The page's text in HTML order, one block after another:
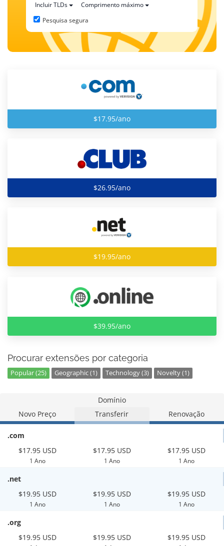
Incluir TLDs
Comprimento máximo
Pesquisa segura
$17.95/ano
$26.95/ano
$19.95/ano
$39.95/ano
Procurar extensões por categoria
Popular (25) Geographic (1) Technology (3) Novelty (1)
Domínio
Novo Preço
Transferir Renovação
.com
$17.95 USD
1 Ano
$17.95 USD
1 Ano
$17.95 USD
1 Ano
.net
$19.95 USD
1 Ano
$19.95 USD
1 Ano
$19.95 USD
1 Ano
.org
$19.95 USD
$19.95 USD $19.95 USD